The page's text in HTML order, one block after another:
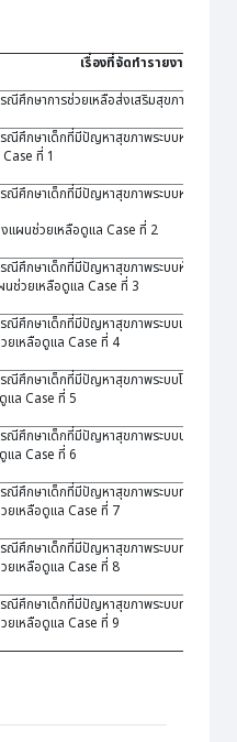
เรื่องที่จัดทำรายงาน
รณีศึกษาการช่วยเหลือส่งเสริมสุขภาพเด็กปกติ
รณีศึกษาเด็กที่มีปัญหาสุขภาพระบบหายใจและ
Case ที่ 1
รณีศึกษาเด็กที่มีปัญหาสุขภาพระบบหายใจ
งแผนช่วยเหลือดูแล Case ที่ 2
รณีศึกษาเด็กที่มีปัญหาสุขภาพระบบหัวใจและห
นช่วยเหลือดูแล Case ที่ 3
รณีศึกษาเด็กที่มีปัญหาสุขภาพระบบเลือดและ น้
ยเหลือดูแล Case ที่ 4
รณีศึกษาเด็กที่มีปัญหาสุขภาพระบบโรคมะเร็ง
แล Case ที่ 5
รณีศึกษาเด็กที่มีปัญหาสุขภาพระบบประสาท แ
แล Case ที่ 6
รณีศึกษาเด็กที่มีปัญหาสุขภาพระบบทางเดินอา
ยเหลือดูแล Case ที่ 7
รณีศึกษาเด็กที่มีปัญหาสุขภาพระบบทางเดินอา
ยเหลือดูแล Case ที่ 8
รณีศึกษาเด็กที่มีปัญหาสุขภาพระบบทางเดินปัส
ยเหลือดูแล Case ที่ 9